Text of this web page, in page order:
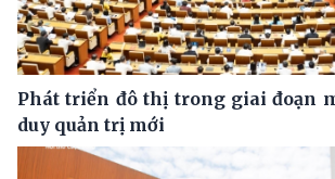
Phát triển đô thị trong giai đoạn
duy quản trị mới